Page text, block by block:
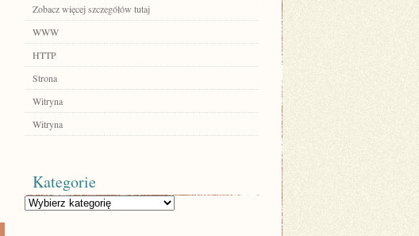
Zobacz więcej szczegółów tutaj
WWW
HTTP
Strona
Witryna
Witryna
Kategorie
Kategorie